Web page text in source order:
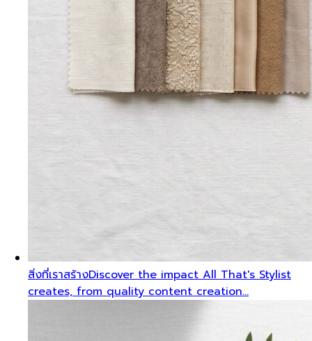
สิ่งที่เราสร้างDiscover the impact All That's Stylist
creates, from quality content creation…